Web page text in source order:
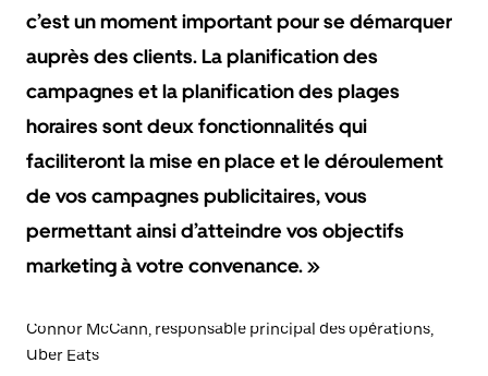
c’est un moment important pour se démarquer
auprès des clients. La planification des
campagnes et la planification des plages
horaires sont deux fonctionnalités qui
faciliteront la mise en place et le déroulement
de vos campagnes publicitaires, vous
permettant ainsi d’atteindre vos objectifs
marketing à votre convenance. »
Connor McCann, responsable principal des opérations,
Uber Eats